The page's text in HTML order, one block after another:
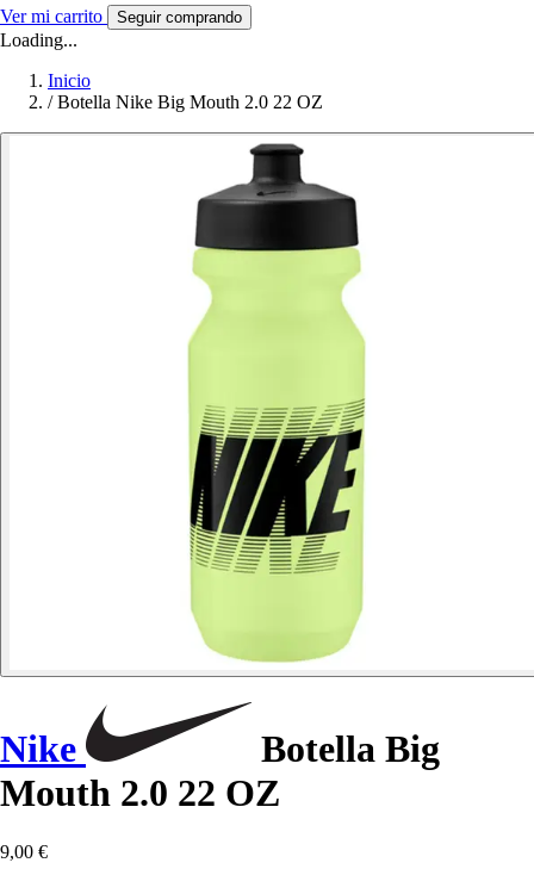
Ver mi carrito Seguir comprando
Loading...
Inicio
/ Botella Nike Big Mouth 2.0 22 OZ
Nike
Botella Big
Mouth 2.0 22 OZ
9,00 €